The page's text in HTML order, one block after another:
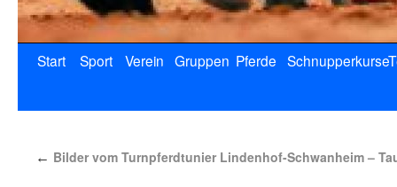
Start Sport Verein Gruppen Pferde Schnupperkurse
← Bilder vom Turnpferdtunier Lindenhof-Schwanheim –